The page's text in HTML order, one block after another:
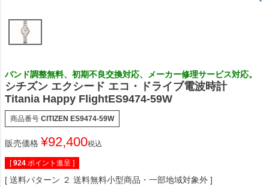
バンド調整無料、初期不良交換対応、メーカー修理サービス対応。
シチズン エクシード エコ・ドライブ電波時計
Titania Happy FlightES9474-59W
商品番号 CITIZEN ES9474-59W
販売価格 ¥92,400税込
[ 924 ポイント進呈 ]
送料パターン ２ 送料無料小型商品・一部地域対象外